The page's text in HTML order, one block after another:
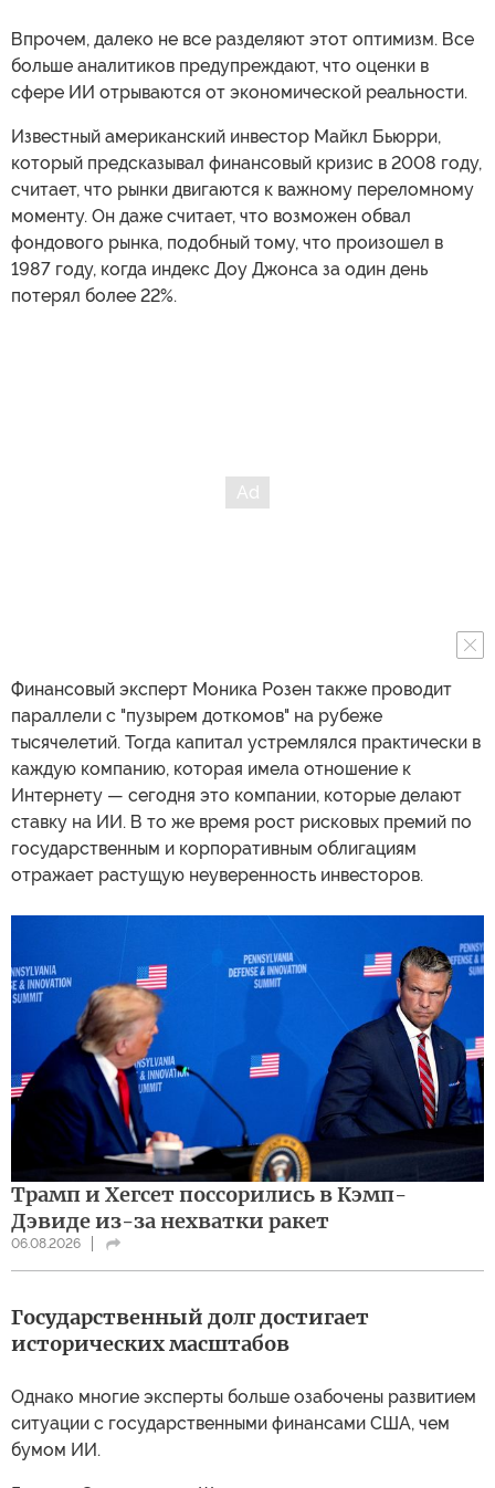
Впрочем, далеко не все разделяют этот оптимизм. Все
больше аналитиков предупреждают, что оценки в
сфере ИИ отрываются от экономической реальности.
Известный американский инвестор Майкл Бьюрри,
который предсказывал финансовый кризис в 2008 году,
считает, что рынки двигаются к важному переломному
моменту. Он даже считает, что возможен обвал
фондового рынка, подобный тому, что произошел в
1987 году, когда индекс Доу Джонса за один день
потерял более 22%.
Финансовый эксперт Моника Розен также проводит
параллели с "пузырем доткомов" на рубеже
тысячелетий. Тогда капитал устремлялся практически в
каждую компанию, которая имела отношение к
Интернету — сегодня это компании, которые делают
ставку на ИИ. В то же время рост рисковых премий по
государственным и корпоративным облигациям
отражает растущую неуверенность инвесторов.
Трамп и Хегсет поссорились в Кэмп-
Дэвиде из-за нехватки ракет
06.08.2026
Государственный долг достигает
исторических масштабов
Однако многие эксперты больше озабочены развитием
ситуации с государственными финансами США, чем
бумом ИИ.